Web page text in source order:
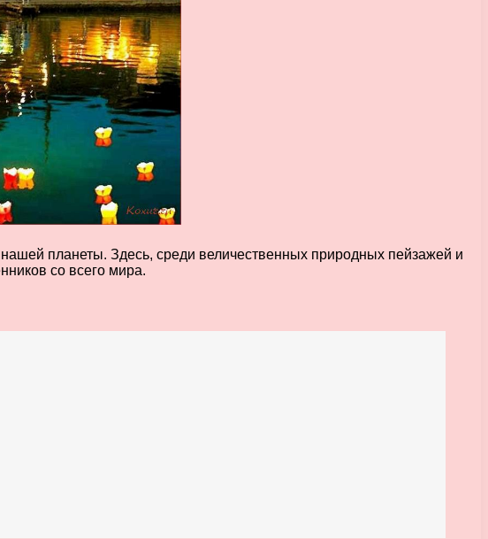
планеты. Здесь, среди величественных природных пейзажей и
со всего мира.